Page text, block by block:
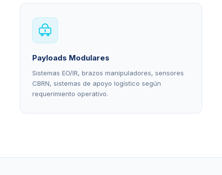
Payloads Modulares
Sistemas EO/IR, brazos manipuladores, sensores
CBRN, sistemas de apoyo logístico según
requerimiento operativo.